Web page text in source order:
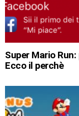
Super Mario
Ecco il perchè